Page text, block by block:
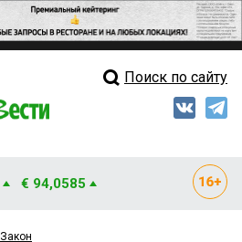
Свежий выпускПоиск по сайту
€ 94,0585
Закон